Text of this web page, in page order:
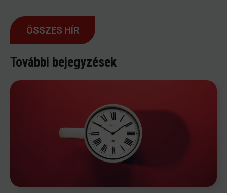
ÖSSZES HÍR
További bejegyzések